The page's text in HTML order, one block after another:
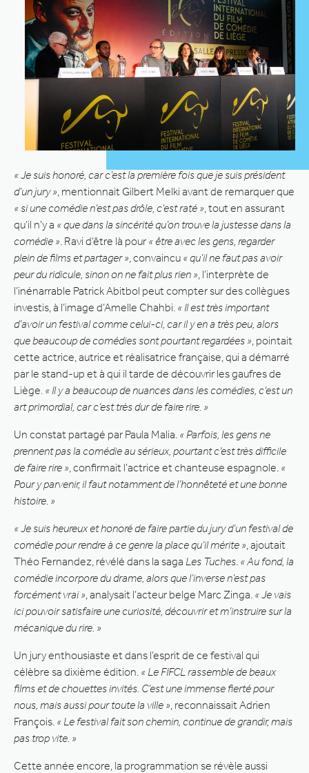
« Je suis honoré, car c’est la première fois que je suis président
d’un jury » , mentionnait Gilbert Melki avant de remarquer que
« si une comédie n’est pas drôle, c’est raté » , tout en assurant
qu’il n’y a « que dans la sincérité qu’on trouve la justesse dans la
comédie » . Ravi d’être là pour « être avec les gens, regarder
plein de films et partager » , convaincu « qu’il ne faut pas avoir
peur du ridicule, sinon on ne fait plus rien » , l’interprète de
l’inénarrable Patrick Abitbol peut compter sur des collègues
investis, à l’image d’Amelle Chahbi. « Il est très important
d’avoir un festival comme celui-ci, car il y en a très peu, alors
que beaucoup de comédies sont pourtant regardées » , pointait
cette actrice, autrice et réalisatrice française, qui a démarré
par le stand-up et à qui il tarde de découvrir les gaufres de
Liège. « Il y a beaucoup de nuances dans les comédies, c’est un
art primordial, car c’est très dur de faire rire. »
Un constat partagé par Paula Malia. « Parfois, les gens ne
prennent pas la comédie au sérieux, pourtant c’est très difficile
de faire rire » , confirmait l’actrice et chanteuse espagnole. «
Pour y parvenir, il faut notamment de l’honnêteté et une bonne
histoire. »
« Je suis heureux et honoré de faire partie du jury d’un festival de
comédie pour rendre à ce genre la place qu’il mérite » , ajoutait
Théo Fernandez, révélé dans la saga Les Tuches « Au fond, la
comédie incorpore du drame, alors que l’inverse n’est pas
forcément vrai » , analysait l’acteur belge Marc Zinga. « Je vais
ici pouvoir satisfaire une curiosité, découvrir et m’instruire sur la
mécanique du rire. »
Un jury enthousiaste et dans l’esprit de ce festival qui
célèbre sa dixième édition. « Le FIFCL rassemble de beaux
films et de chouettes invités. C’est une immense fierté pour
nous, mais aussi pour toute la ville » , reconnaissait Adrien
François. « Le festival fait son chemin, continue de grandir, mais
pas trop vite. »
Cette année encore, la programmation se révèle aussi